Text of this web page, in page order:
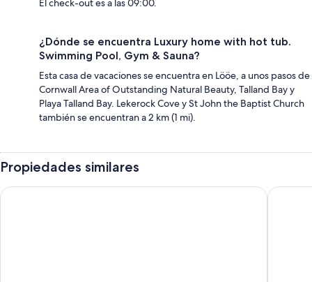
El check-out es a las 09:00.
¿Dónde se encuentra Luxury home with hot tub.
Swimming Pool, Gym & Sauna?
Esta casa de vacaciones se encuentra en Lööe, a unos pasos de
Cornwall Area of Outstanding Natural Beauty, Talland Bay y
Playa Talland Bay. Lekerock Cove y St John the Baptist Church
también se encuentran a 2 km (1 mi).
Propiedades similares
Fieldhead Hotel